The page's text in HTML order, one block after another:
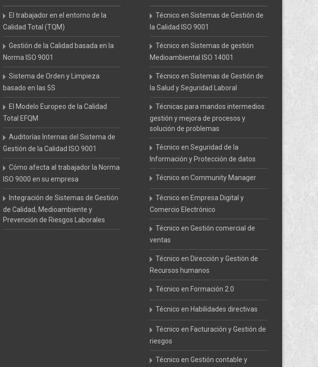
El trabajador en el entorno de la
Calidad Total (TQM)
Gestión de la Calidad basada en la
Norma ISO 9001
Sistema de Orden y Limpieza
basado en las 5S
El Modelo Europeo de la Calidad
Total EFQM
Auditorías Internas del Sistema de
Gestión de la Calidad ISO 9001
Cómo afecta al trabajador la Norma
ISO 9000 en su empresa
Integración de Sistemas de Gestión
de Calidad, Medioambiente y
Prevención de Riesgos Laborales
Técnico en Sistemas de Gestión de
la Calidad ISO 9001
Técnico en Sistemas de gestión
Medioambiental ISO 14001
Técnico en Sistemas de Gestión de
la Salud y Seguridad Laboral
Técnicas para mandos intermedios:
gestión y mejora de procesos y
solución de problemas
Técnico en Seguridad de la
Información y Protección de datos
Técnico en Community Manager
Técnico en Empresa Digital y
Comercio Electrónico
Técnico en Gestión comercial de
ventas
Técnico en Dirección y Gestión de
Recursos humanos
Técnico en Formación 2.0
Técnico en Habilidades directivas
Técnico en Facturación y Gestión de
riesgos
Técnico en Gestión contable y